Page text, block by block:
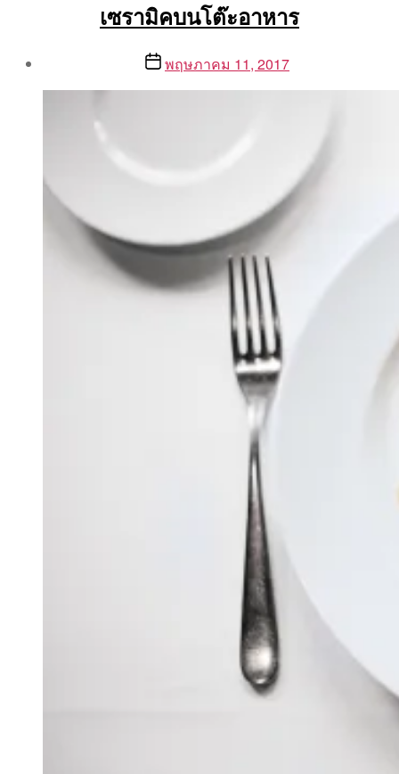
เซรามิคบนโต๊ะอาหาร
By
Postพฤษภาคม 11, 2017